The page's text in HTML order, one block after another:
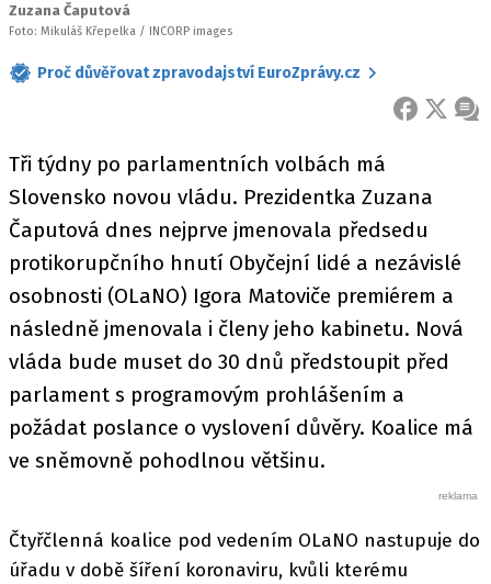
Zuzana Čaputová
Foto: Mikuláš Křepelka / INCORP images
Proč důvěřovat zpravodajství EuroZprávy.cz
FACEBOOK
X
Tři týdny po parlamentních volbách má
Slovensko novou vládu. Prezidentka Zuzana
Čaputová dnes nejprve jmenovala předsedu
protikorupčního hnutí Obyčejní lidé a nezávislé
osobnosti (OLaNO) Igora Matoviče premiérem a
následně jmenovala i členy jeho kabinetu. Nová
vláda bude muset do 30 dnů předstoupit před
parlament s programovým prohlášením a
požádat poslance o vyslovení důvěry. Koalice má
ve sněmovně pohodlnou většinu.
Čtyřčlenná koalice pod vedením OLaNO nastupuje do
úřadu v době šíření koronaviru, kvůli kterému